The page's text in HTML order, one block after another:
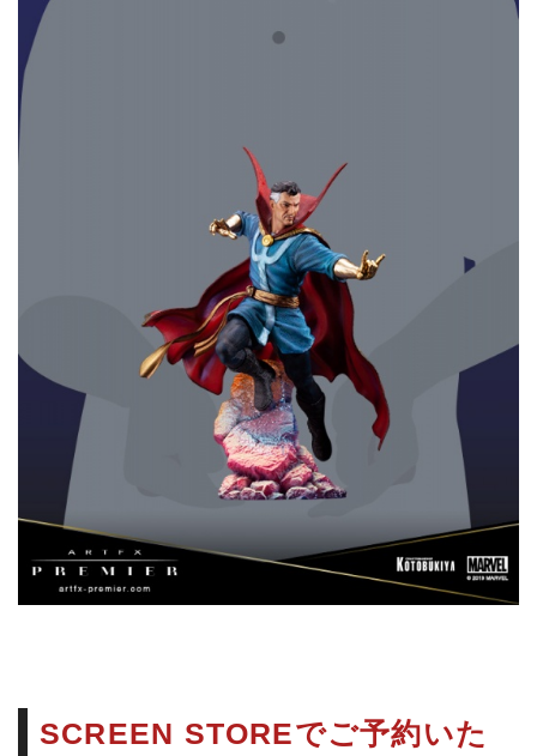
SCREEN STOREでご予約いた